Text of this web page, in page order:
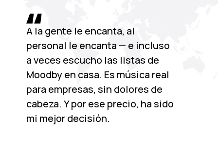
A la gente le encanta, al
personal le encanta — e incluso
a veces escucho las listas de
Moodby en casa. Es música real
para empresas, sin dolores de
cabeza. Y por ese precio, ha sido
mi mejor decisión.